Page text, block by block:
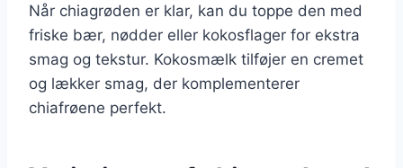
Når chiagrøden er klar, kan du toppe den med
friske bær, nødder eller kokosflager for ekstra
smag og tekstur. Kokosmælk tilføjer en cremet
og lækker smag, der komplementerer
chiafrøene perfekt.